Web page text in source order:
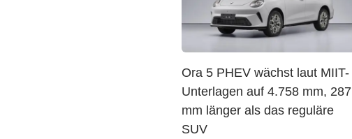
Ora 5 PHEV wächst laut MIIT-
Unterlagen auf 4.758 mm, 287
mm länger als das reguläre
SUV